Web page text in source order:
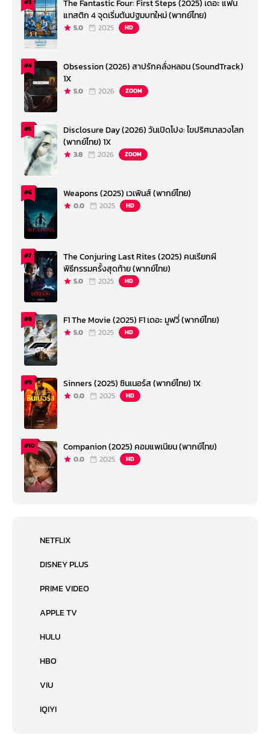
#3
The Fantastic Four: First Steps (2025) เดอะ แฟน
แทสติก 4 จุดเริ่มต้นปฐมบทใหม่ (พากย์ไทย)
5.0 2025 HD
#4
Obsession (2026) สาปรักคลั่งหลอน (SoundTrack)
1X
5.0 2026 ZOOM
#5
Disclosure Day (2026) วันเปิดโปง: ไขปริศนาลวงโลก
(พากย์ไทย) 1X
3.8 2026 ZOOM
#6 Weapons (2025) เวเพินส์ (พากย์ไทย)
0.0 2025 HD
#7
The Conjuring Last Rites (2025) คนเรียกผี
พิธีกรรมครั้งสุดท้าย (พากย์ไทย)
5.0 2025 HD
#8 F1 The Movie (2025) F1 เดอะ มูฟวี่ (พากย์ไทย)
5.0 2025 HD
#9 Sinners (2025) ซินเนอร์ส (พากย์ไทย) 1X
0.0 2025 HD
#10 Companion (2025) คอมแพเนียน (พากย์ไทย)
0.0 2025 HD
NETFLIX
DISNEY PLUS
PRIME VIDEO
APPLE TV
HULU
HBO
VIU
IQIYI